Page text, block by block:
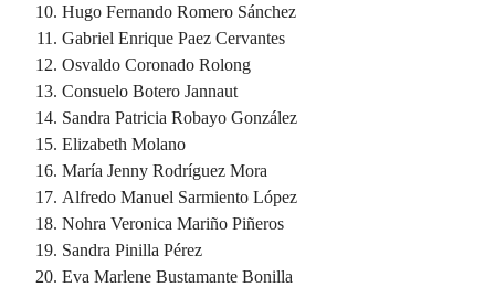
Hugo Fernando Romero Sánchez
Gabriel Enrique Paez Cervantes
Osvaldo Coronado Rolong
Consuelo Botero Jannaut
Sandra Patricia Robayo González
Elizabeth Molano
María Jenny Rodríguez Mora
Alfredo Manuel Sarmiento López
Nohra Veronica Mariño Piñeros
Sandra Pinilla Pérez
Eva Marlene Bustamante Bonilla